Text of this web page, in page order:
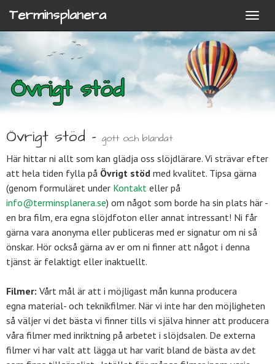
Terminsplanera
Övrigt stöd
Övrigt stöd - gott och blandat
Här hittar ni allt som kan glädja oss slöjdlärare. Vi strävar efter
att hela tiden fylla på Övrigt stöd med kvalitet. Tipsa gärna
(genom formuläret under Kontakt eller på
info@terminsplanera.se) om något som borde ha sin plats här -
en bra film, era egna slöjdfoton eller annat intressant! Ni får
gärna vara anonyma eller publiceras med er signatur om ni så
önskar. Hör också gärna av er om ni finner att något i denna
tjänst är felaktigt eller inaktuellt.
Filmer: Vårt mål är att i möjligast mån kunna producera
egna material- och teknikfilmer. När vi inte har den möjligheten
så väljer vi det bästa vi finner tills vi själva hinner att producera
våra filmer med inriktning på arbetet i slöjdsalen. De externa
filmer vi har valt att lägga ut har varit bland de bästa av det